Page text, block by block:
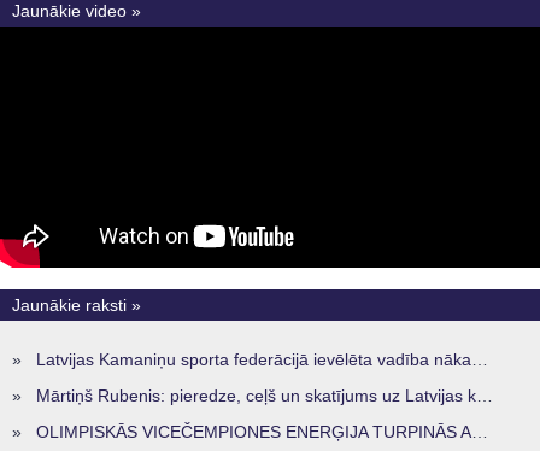
Jaunākie video »
Jaunākie raksti »
» Latvijas Kamaniņu sporta federācijā ievēlēta vadība nākamajam četru gadu termiņam
» Mārtiņš Rubenis: pieredze, ceļš un skatījums uz Latvijas kamaniņu sportu
» OLIMPISKĀS VICEČEMPIONES ENERĢIJA TURPINĀS ARĪ STARPSEZONĀ